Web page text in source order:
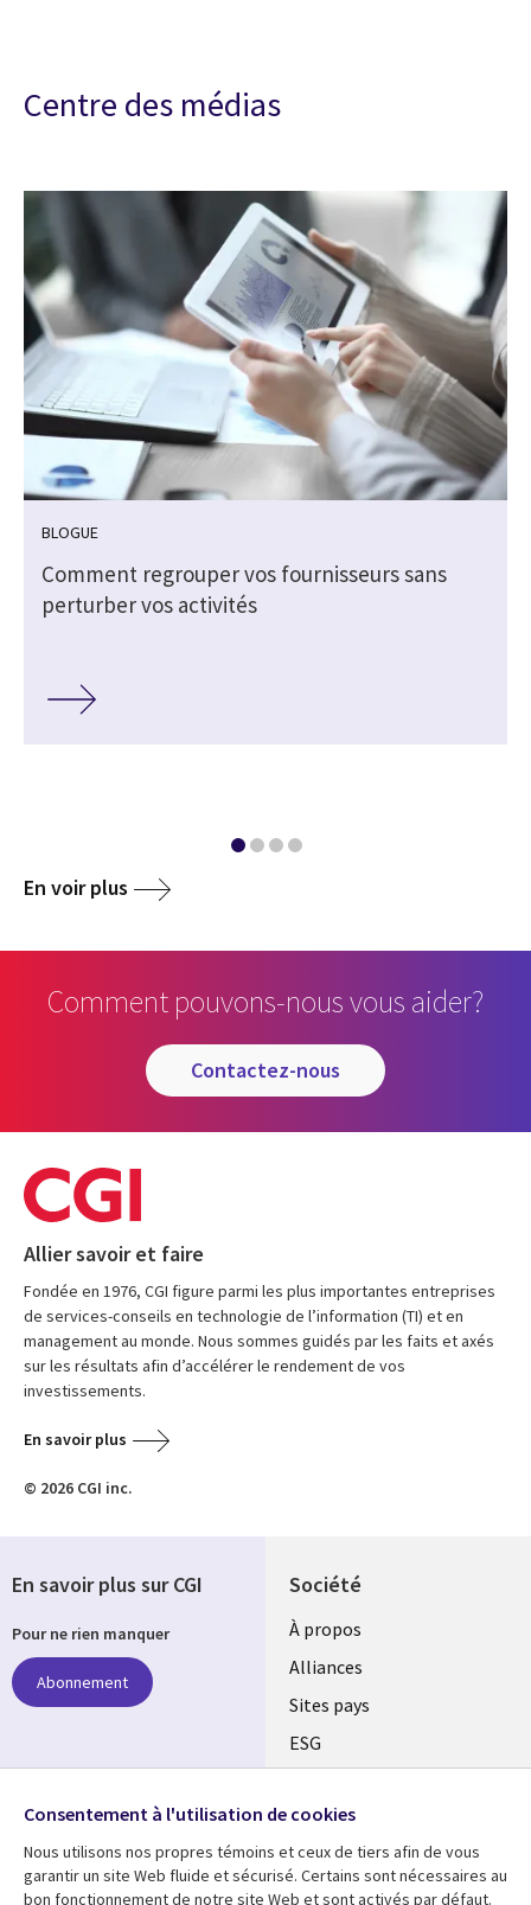
Centre des médias
BLOGUE
Comment regrouper vos fournisseurs sans
perturber vos activités
En voir plus
Comment pouvons-nous vous aider?
contactez-nous
Allier savoir et faire
Fondée en 1976, CGI figure parmi les plus importantes entreprises
de services-conseils en technologie de l’information (TI) et en
management au monde. Nous sommes guidés par les faits et axés
sur les résultats afin d’accélérer le rendement de vos
investissements.
En savoir plus
© 2026 CGI inc.
Société
À propos
Alliances
Sites pays
ESG
Fusions
Salle de presse
En savoir plus sur CGI
Pour ne rien manquer
Abonnement
Suivez-nous
Social
Media
Consentement à l'utilisation de cookies
Nous utilisons nos propres témoins et ceux de tiers afin de vous
garantir un site Web fluide et sécurisé. Certains sont nécessaires au
bon fonctionnement de notre site Web et sont activés par défaut.